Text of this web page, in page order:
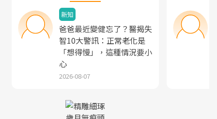
新知
爸爸最近變健忘了？醫揭失
智10大警訊：正常老化是
「想得慢」，這種情況要小
心
2026-08-07